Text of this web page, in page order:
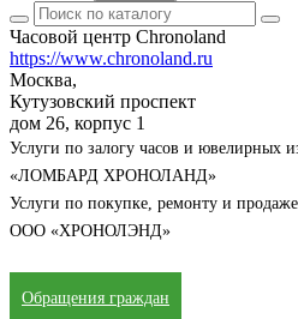
Часовой центр Chronoland
https://www.chronoland.ru
Москва,
Кутузовский проспект
дом 26, корпус 1
Услуги по залогу часов и ювелирных
«ЛОМБАРД ХРОНОЛАНД»
Услуги по покупке, ремонту и
ООО «ХРОНОЛЭНД»
Обращения граждан